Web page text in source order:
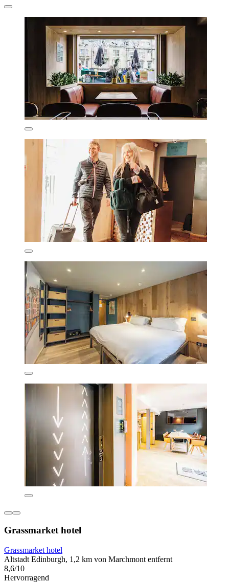
Grassmarket hotel
Grassmarket hotel
Altstadt Edinburgh, 1,2 km von Marchmont entfernt
8,6/10
Hervorragend